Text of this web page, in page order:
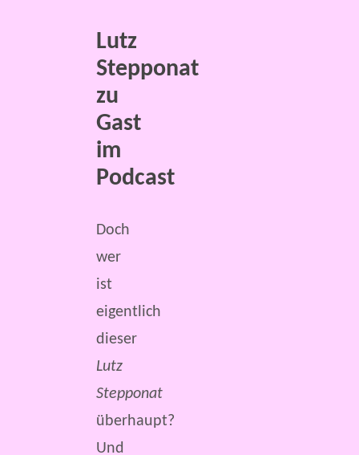
Lutz
Stepponat
zu
Gast
im
Podcast
Doch
wer
ist
eigentlich
dieser
Lutz
Stepponat
überhaupt?
Und